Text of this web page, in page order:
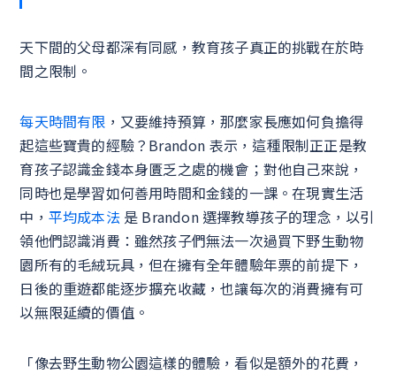
天下間的父母都深有同感，教育孩子真正的挑戰在於時
間之限制。
每天時間有限 ，又要維持預算，那麼家長應如何負擔得
起這些寶貴的經驗？Brandon 表示，這種限制正正是教
育孩子認識金錢本身匱乏之處的機會；對他自己來說，
同時也是學習如何善用時間和金錢的一課。在現實生活
中， 平均成本法是 Brandon 選擇教導孩子的理念，以引
領他們認識消費：雖然孩子們無法一次過買下野生動物
園所有的毛絨玩具，但在擁有全年體驗年票的前提下，
日後的重遊都能逐步擴充收藏，也讓每次的消費擁有可
以無限延續的價值。
「像去野生動物公園這樣的體驗，看似是額外的花費，